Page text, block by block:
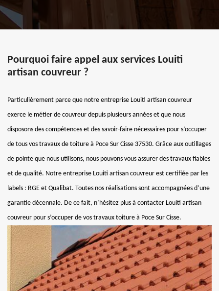
Pourquoi faire appel aux services Louiti
artisan couvreur ?
Particulièrement parce que notre entreprise Louiti artisan couvreur
exerce le métier de couvreur depuis plusieurs années et que nous
disposons des compétences et des savoir-faire nécessaires pour s’occuper
de tous vos travaux de toiture à Poce Sur Cisse 37530. Grâce aux outillages
de pointe que nous utilisons, nous pouvons vous assurer des travaux fiables
et de qualité. Notre entreprise Louiti artisan couvreur est certifiée par les
labels : RGE et Qualibat. Toutes nos réalisations sont accompagnées d’une
garantie décennale. De ce fait, n’hésitez plus à contacter Louiti artisan
couvreur pour s’occuper de vos travaux toiture à Poce Sur Cisse.